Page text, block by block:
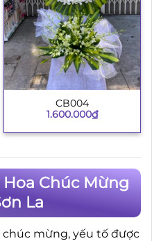
CB004
1.600.000₫
Chúc Mừng
La
chúc mừng, yếu tố được